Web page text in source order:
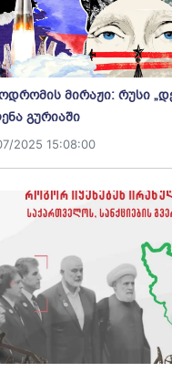
მირაჟი: რუსი
გურიაში
2025 15:08:00